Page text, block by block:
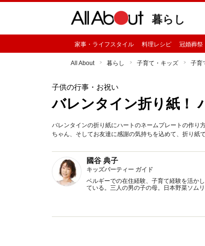
暮らし
家事・ライフスタイル 料理レシピ 冠婚葬祭
All About 暮らし 子育て・キッズ 子育
子供の行事・お祝い
バレンタイン折り紙！
バレンタインの折り紙にハートのネームプレートの作り
ちゃん、そしてお友達に感謝の気持ちを込めて、折り紙
國谷 典子
キッズパーティー ガイド
ベルギーでの在住経験、子育て経験を活か
ている。三人の男の子の母。日本野菜ソム